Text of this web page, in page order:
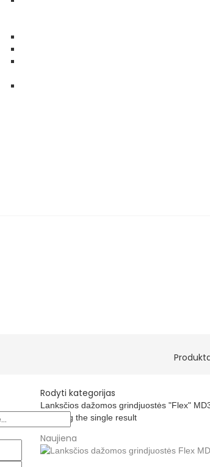
Rodyti kategorijas
Lanksčios dažomos grindjuostės "Flex"
Showing the single result
Naujiena